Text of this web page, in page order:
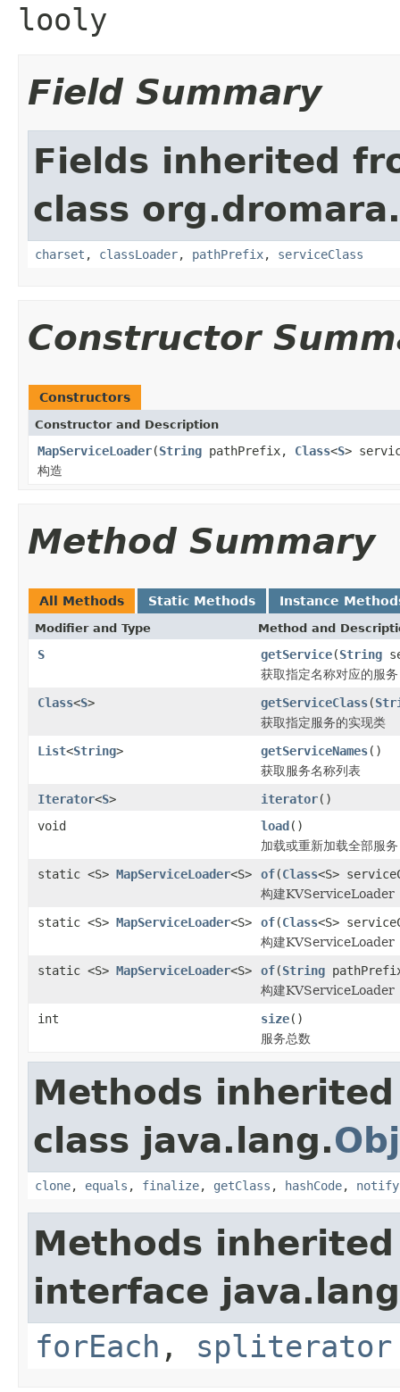
looly
Field Summary
Fields inherited
class
charset , classLoader, pathPrefix, serviceClass
Constructor
Constructors
Constructor and Description
MapServiceLoader(String pathPrefix, Class<S>
构造
Method Summary
All Methods Static Methods Instance
Modifier and Type Method and
S getService(String
获取指定名称对应的服务
Class<S> getServiceClass(
获取指定服务的实现类
List<String> getServiceNames()
获取服务名称列表
Iterator<S> iterator()
void
load()
加载或重新加载全部服务
static <S> MapServiceLoader<S> of(Class<S>
构建KVServiceLoader
static <S> MapServiceLoader<S> of(Class<S>
构建KVServiceLoader
static <S> MapServiceLoader<S> of(String
构建KVServiceLoader
int
size()
服务总数
Methods
class java.lang.
clone, equals , finalize, getClass , hashCode, notify
Methods
interface
forEach , spliterator